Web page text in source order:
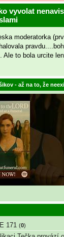
vyvolat
moderatorka
to bola urcite len
- až na to, že
171 (0)